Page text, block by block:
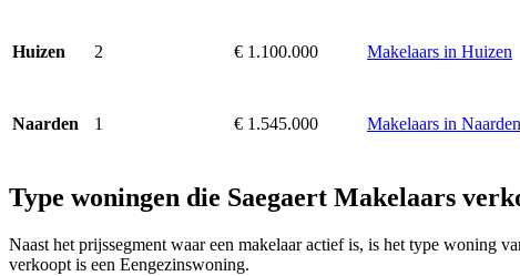
Huizen 2 € 1.100.000 Makelaars in Huizen
Naarden 1 € 1.545.000 Makelaars in Naarden
Type woningen die Saegaert Makelaars
Naast het prijssegment waar een makelaar actief is, is het type woning
verkoopt is een Eengezinswoning.